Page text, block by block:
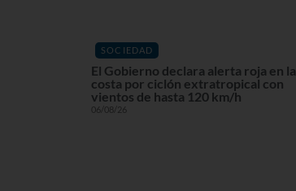
SOCIEDAD
El Gobierno declara alerta roja en la
costa por ciclón extratropical con
vientos de hasta 120 km/h
06/08/26